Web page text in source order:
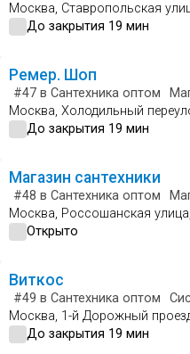
Москва, Ставропольская
До закрытия 19 мин
Ремер. Шоп
#47 в Сантехника оптом
Москва, Холодильный
До закрытия 19 мин
Магазин сантехники
#48 в Сантехника оптом
Москва, Россошанская
Открыто
Виткос
#49 в Сантехника оптом
Москва, 1-й Дорожный
До закрытия 19 мин